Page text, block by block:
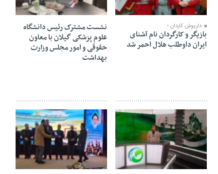
۳۰ بهمن ۱۴۰۳
داریوش کاردان ؛
بازیگر و کارگردان نام آشنای
ایران داوطلب هلال احمر شد
۳۰ بهمن ۱۴۰۳
نشست مشترک رئیس دانشگاه
علوم پزشکی گیلان با معاون
حقوقی و امور مجلس وزارت
بهداشت
۳۰ بهمن ۱۴۰۳